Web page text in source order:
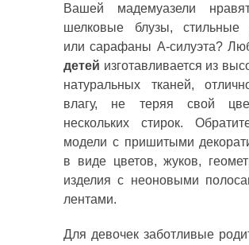
Вашей мадемуазели
шелковые блузы, стильные
или сарафаны А-силуэта?
детей изготавливается из
натуральных тканей,
влагу, не теряя свой
нескольких стирок.
модели с пришитыми
в виде цветов, жуков,
изделия с неоновыми
лентами.
Для девочек заботливые